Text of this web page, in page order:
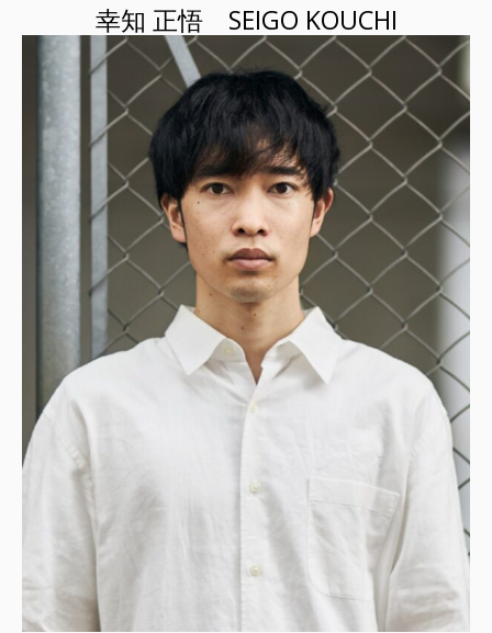
幸知 正悟 SEIGO KOUCHI